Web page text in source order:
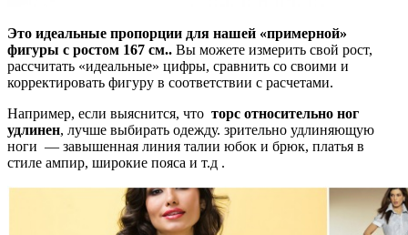
Это идеальные пропорции для нашей «примерной»
фигуры с ростом 167 см.. Вы можете измерить свой рост,
рассчитать «идеальные» цифры, сравнить со своими и
корректировать фигуру в соответствии с расчетами.
Например, если выяснится, что торс относительно ног
удлинен, лучше выбирать одежду. зрительно удлиняющую
ноги — завышенная линия талии юбок и брюк, платья в
стиле ампир, широкие пояса и т.д .